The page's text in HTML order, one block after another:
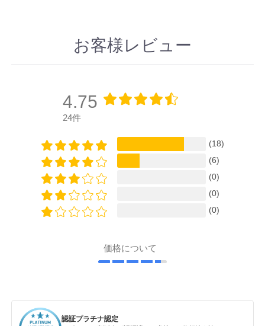
お客様レビュー
4.75
24件
(18)
(6)
(0)
(0)
(0)
価格について
認証プラチナ認定